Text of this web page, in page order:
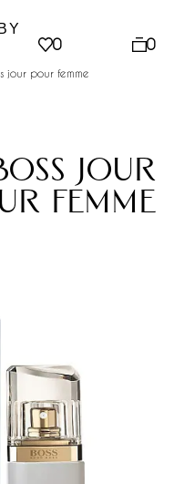
0 0
jour pour femme
jour
femme